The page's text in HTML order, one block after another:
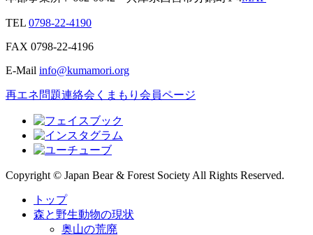
TEL 0798-22-4190
FAX 0798-22-4196
E-Mail info@kumamori.org
再エネ問題連絡会 くまもり会員ページ
Copyright © Japan Bear & Forest Society All Rights Reserved.
トップ
森と野生動物の現状
奥山の荒廃